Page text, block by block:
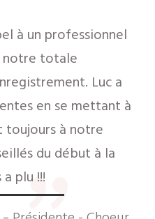
à un professionnel
notre totale
Luc a
en se mettant à
à notre
du début à la
plu !!!